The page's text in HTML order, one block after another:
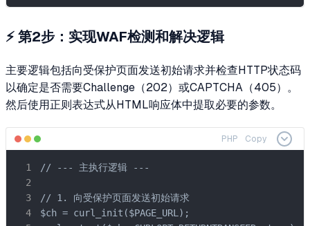
⚡ 第2步：实现WAF检测和解决逻辑
主要逻辑包括向受保护页面发送初始请求并检查HTTP状态码
以确定是否需要Challenge（202）或CAPTCHA（405）。
然后使用正则表达式从HTML响应体中提取必要的参数。
PHP Copy
// --- 主执行逻辑 ---
// 1. 向受保护页面发送初始请求
$ch = curl_init($PAGE_URL);